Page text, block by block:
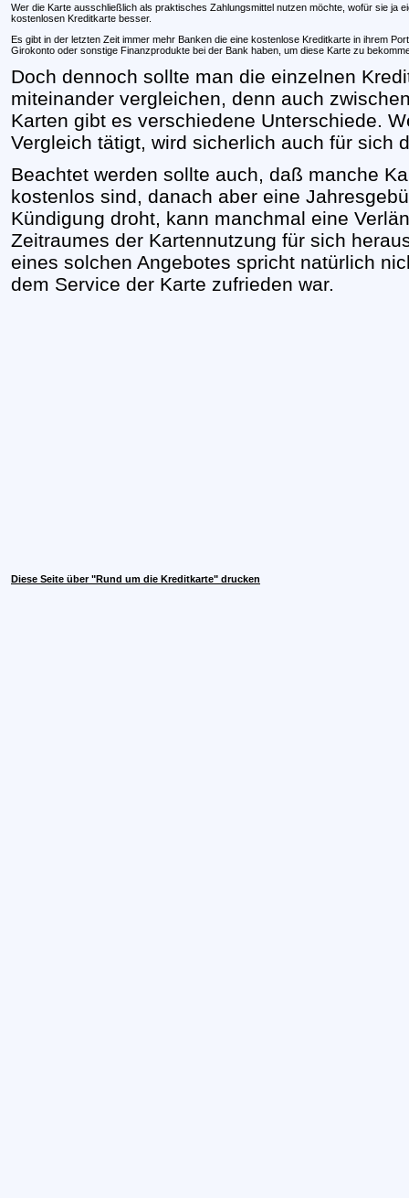
Wer die Karte ausschließlich als praktisches Zahlungsmittel nutzen möchte, wofür sie ja
kostenlosen Kreditkarte besser.
Es gibt in der letzten Zeit immer mehr Banken die eine kostenlose Kreditkarte in ihrem
Girokonto oder sonstige Finanzprodukte bei der Bank haben, um diese Karte zu
Doch dennoch sollte man die einzelnen
miteinander vergleichen, denn auch
Karten gibt es verschiedene Unterschiede.
Vergleich tätigt, wird sicherlich auch für sich
Beachtet werden sollte auch, daß manche
kostenlos sind, danach aber eine
Kündigung droht, kann manchmal eine
Zeitraumes der Kartennutzung für sich
eines solchen Angebotes spricht natürlich
dem Service der Karte zufrieden war.
Diese Seite über "Rund um die Kreditkarte" drucken